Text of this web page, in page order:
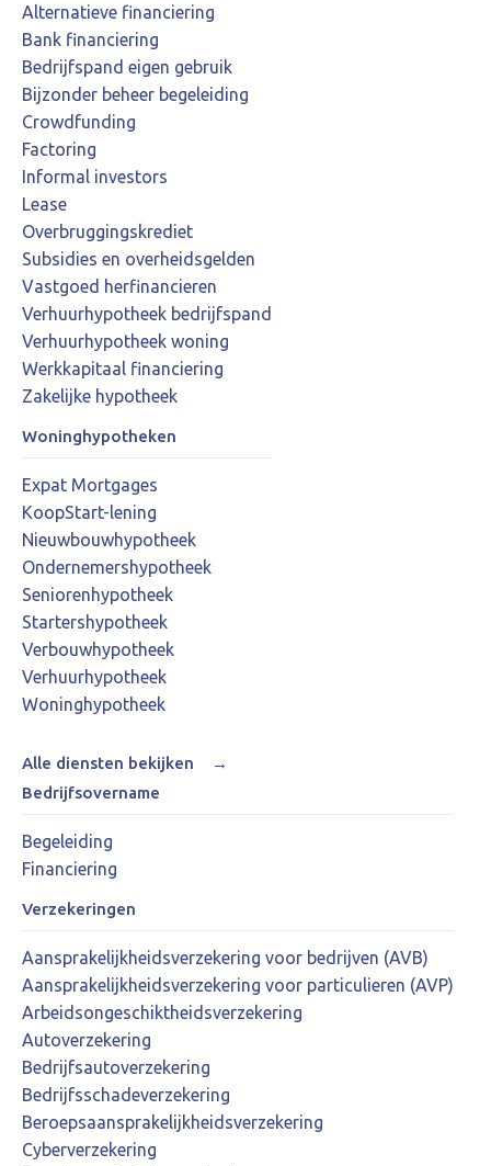
Alternatieve financiering
Bank financiering
Bedrijfspand eigen gebruik
Bijzonder beheer begeleiding
Crowdfunding
Factoring
Informal investors
Lease
Overbruggingskrediet
Subsidies en overheidsgelden
Vastgoed herfinancieren
Verhuurhypotheek bedrijfspand
Verhuurhypotheek woning
Werkkapitaal financiering
Zakelijke hypotheek
Woninghypotheken
Expat Mortgages
KoopStart-lening
Nieuwbouwhypotheek
Ondernemershypotheek
Seniorenhypotheek
Startershypotheek
Verbouwhypotheek
Verhuurhypotheek
Woninghypotheek
Alle diensten bekijken
→
Bedrijfsovername
Begeleiding
Financiering
Verzekeringen
Aansprakelijkheidsverzekering voor bedrijven (AVB)
Aansprakelijkheidsverzekering voor particulieren (AVP)
Arbeidsongeschiktheidsverzekering
Autoverzekering
Bedrijfsautoverzekering
Bedrijfsschadeverzekering
Beroepsaansprakelijkheidsverzekering
Cyberverzekering